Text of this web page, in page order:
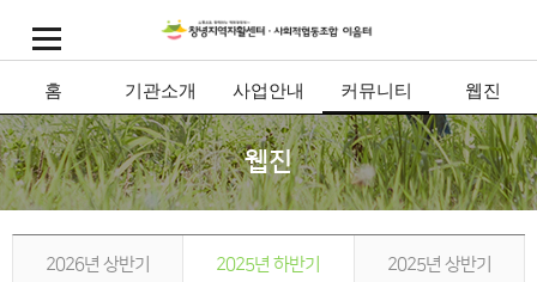
홈 기관소개 사업안내 커뮤니티 웹진
웹진
2026년 상반기 2025년 하반기 2025년 상반기